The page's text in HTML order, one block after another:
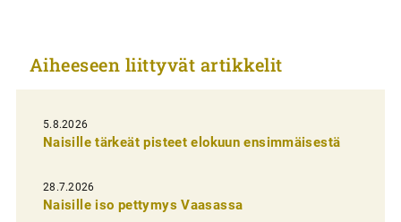
k
e
l
i
e
n
Aiheeseen liittyvät artikkelit
5.8.2026
Naisille tärkeät pisteet elokuun ensimmäisestä
28.7.2026
Naisille iso pettymys Vaasassa